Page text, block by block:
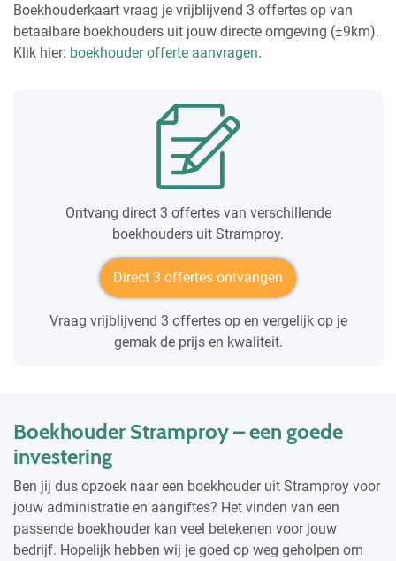
Boekhouderkaart vraag je vrijblijvend 3 offertes op van
betaalbare boekhouders uit jouw directe omgeving (±9km).
Klik hier: boekhouder offerte aanvragen.
Ontvang direct 3 offertes van verschillende
boekhouders uit Stramproy.
Direct 3 offertes ontvangen
Vraag vrijblijvend 3 offertes op en vergelijk op je
gemak de prijs en kwaliteit.
Boekhouder Stramproy – een goede
investering
Ben jij dus opzoek naar een boekhouder uit Stramproy voor
jouw administratie en aangiftes? Het vinden van een
passende boekhouder kan veel betekenen voor jouw
bedrijf. Hopelijk hebben wij je goed op weg geholpen om